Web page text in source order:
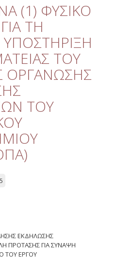
(1) ΦΥΣΙΚΟ
ΤΗ
ΥΠΟΣΤΗΡΙΞΗ
ΤΟΥ
ΤΟΥ
ΕΚΔΗΛΩΣΗΣ
ΠΡΟΤΑΣΗΣ ΓΙΑ ΣΥΝΑΨΗ
ΤΟΥΕΡΓΟΥ